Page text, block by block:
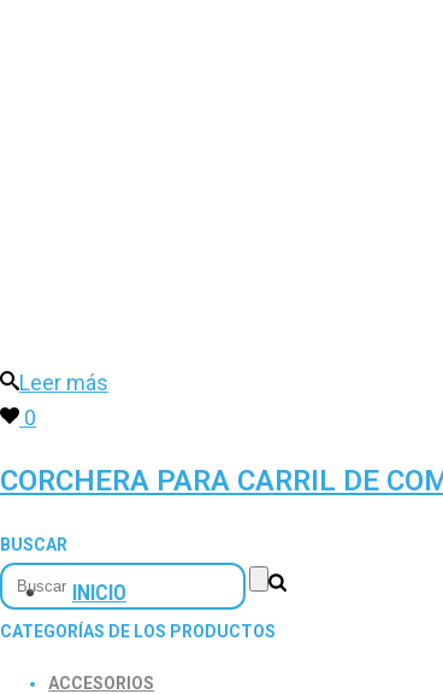
INICIO
Leer más
0
CORCHERA PARA CARRIL DE
BUSCAR
CATEGORÍAS DE LOS PRODUCTOS
ACCESORIOS